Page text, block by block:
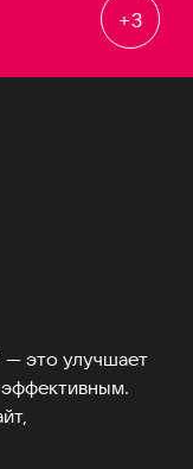
— это улучшает
эффективным.
+3